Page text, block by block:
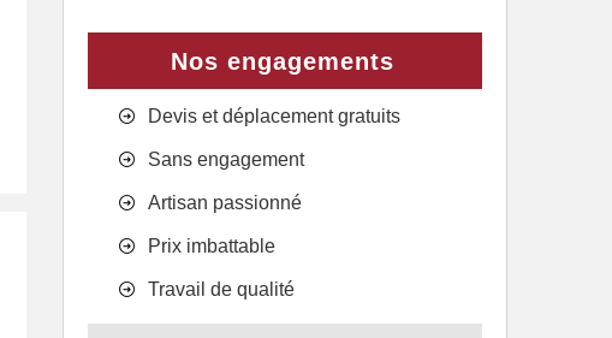
Nos engagements
Devis et déplacement gratuits
Sans engagement
Artisan passionné
Prix imbattable
Travail de qualité